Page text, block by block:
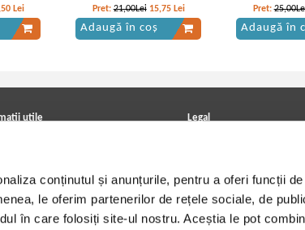
conținutul și anunțurile, pentru a oferi funcții
le oferim partenerilor de rețele sociale, de
în care folosiți site-ul nostru. Aceștia le pot
Lei
Pret:21,00Lei 15,75 Lei
Adaugă în coș
Pret:
Adaugă în
utile
viniluri, casete, CD/DVD
de livrare
- Cariere
Legal
Termeni si conditii
Utilizare cookie-uri